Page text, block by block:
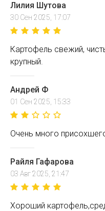
Лилия Шутова
30 Сен 2025, 17:07
Картофель свежий,
крупный.
Андрей Ф
01 Сен 2025, 15:33
Очень много
Райля Гафарова
03 Авг 2025, 21:47
Хороший